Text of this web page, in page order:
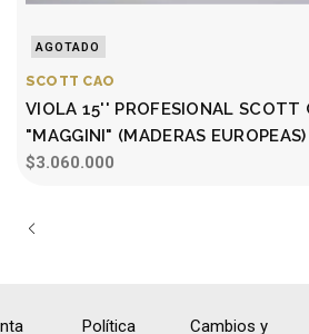
AGOTADO
SCOTT CAO
VIOLA 15'' PROFESIONAL SCOTT
"MAGGINI" (MADERAS EUROPEAS)
$3.060.000
Política
Cambios y